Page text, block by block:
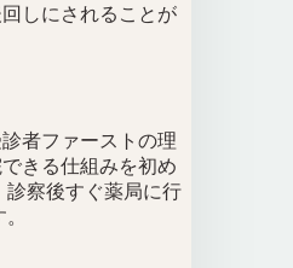
しにされることが
者ファーストの理
きる仕組みを初め
診察後すぐ薬局に行